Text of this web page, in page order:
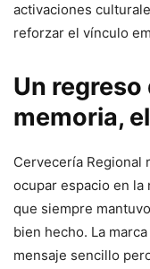
activaciones
reforzar el vínculo
Un
memoria,
Cervecería Regional
ocupar espacio en la
que siempre
bien hecho. La
mensaje sencillo